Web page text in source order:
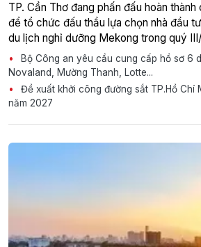
TP. Cần Thơ đang phấn đấu hoàn
để tổ chức đấu thầu lựa chọn nhà đầu
du lịch nghỉ dưỡng Mekong trong quý
Bộ Công an yêu cầu cung cấp hồ sơ 6
Novaland, Mường Thanh, Lotte...
Đề xuất khởi công đường sắt TP.Hồ Chí
năm 2027